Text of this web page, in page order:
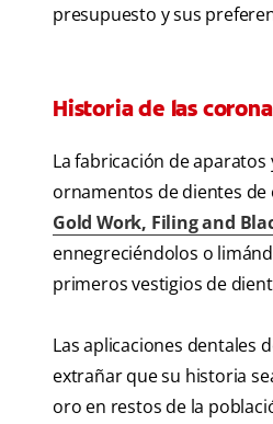
presupuesto y sus
Historia de las
La fabricación de
ornamentos de dientes de
Gold Work, Filing and
ennegreciéndolos o
primeros vestigios de
Las aplicaciones dentales
extrañar que su historia
oro en restos de la